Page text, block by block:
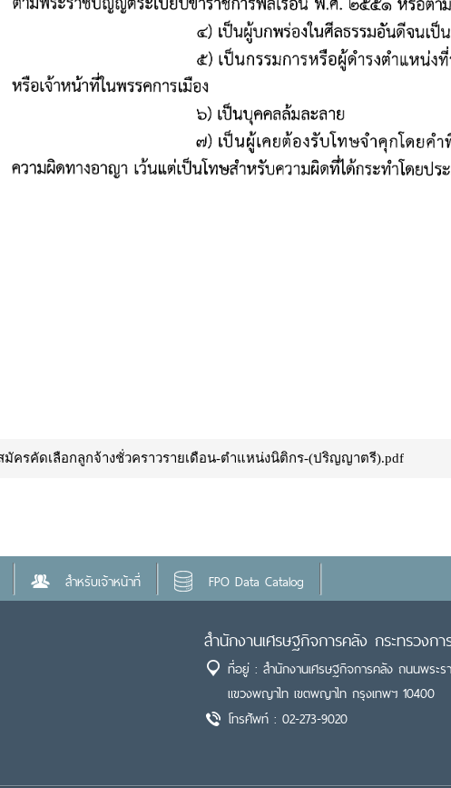
มัครคัดเลือกลูกจ้างชั่วคราวรายเดือน-ตำแหน่งนิติกร-(ปริญญาตรี).pdf
สำหรับเจ้าหน้าที่ FPO Data Catalog
สำนักงานเศรษฐกิจการคลัง กระทรวงก
ที่อยู่ : สำนักงานเศรษฐกิจการคลัง ถนนพระ
แขวงพญาไท เขตพญาไท กรุงเทพฯ 10400
โทรศัพท์ : 02-273-9020